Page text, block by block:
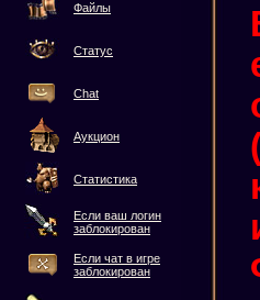
Файлы
Статус
Chat
Аукцион
Статистика
Если ваш логин
заблокирован
Если чат в игре
заблокирован